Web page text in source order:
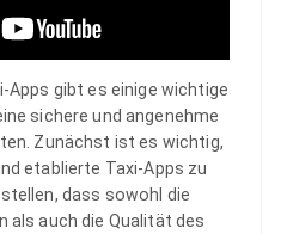
Apps gibt es einige wichtige
sichere und angenehme
Zunächst ist es wichtig,
etablierte Taxi-Apps zu
dass sowohl die
als auch die Qualität des